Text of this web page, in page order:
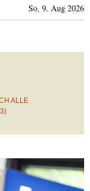
So, 9. Aug 2026
ALLE